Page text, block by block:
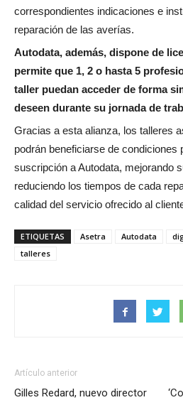
correspondientes indicaciones e
reparación de las averías.
Autodata, además, dispone de
permite que 1, 2 o hasta 5
taller puedan acceder de forma
deseen durante su jornada de
Gracias a esta alianza, los talleres
podrán beneficiarse de condiciones
suscripción a Autodata, mejorando
reduciendo los tiempos de cada
calidad del servicio ofrecido al
ETIQUETAS Asetra Autodata
talleres
Artículo anterior
Gilles Redard, nuevo director